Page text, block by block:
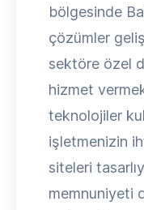
bölgesinde
çözümler
sektöre özel
hizmet
teknolojiler
işletmenizin
siteleri
memnuniyeti